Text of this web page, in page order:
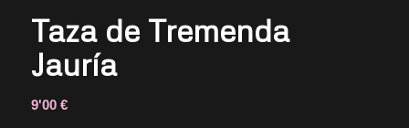
Taza de Tremenda
Jauría
9'00 €